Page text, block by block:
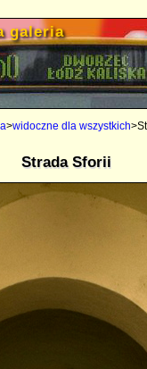
galeria
>widoczne dla wszystkich
Strada Sforii